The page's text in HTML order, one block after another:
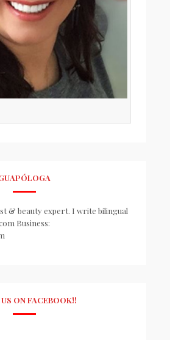
& beauty expert. I write bilingual
Business:
ON FACEBOOK!!